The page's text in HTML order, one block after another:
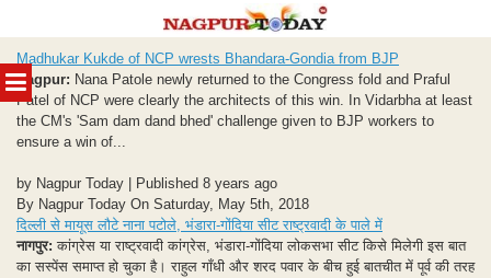
MENU
to
content
Madhukar Kukde of NCP wrests Bhandara-Gondia from BJP
Nagpur: Nana Patole newly returned to the Congress fold and Praful
Patel of NCP were clearly the architects of this win. In Vidarbha at least
the CM's 'Sam dam dand bhed' challenge given to BJP workers to
ensure a win of...
by Nagpur Today | Published 8 years ago
By Nagpur Today On Saturday, May 5th, 2018
दिल्ली से मायूस लौटे नाना पटोले, भंडारा-गोंदिया सीट राष्ट्रवादी के पाले में
नागपुर: कांग्रेस या राष्ट्रवादी कांग्रेस, भंडारा-गोंदिया लोकसभा सीट किसे मिलेगी इस बात
का सस्पेंस समाप्त हो चुका है। राहुल गाँधी और शरद पवार के बीच हुई बातचीत में पूर्व की तरह